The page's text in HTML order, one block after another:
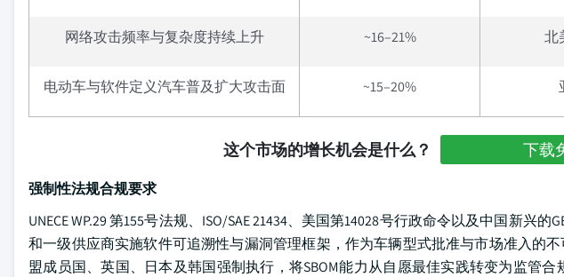
网络攻击频率与复杂度持续上升 ~16–21% 北
电动车与软件定义汽车普及扩大攻击面 ~15–20%
这个市场的增长机会是什么？ 下载
强制性法规合规要求
UNECE WP.29 第155号法规、ISO/SAE 21434、美国第14028号行政命令以及中国新兴
和一级供应商实施软件可追溯性与漏洞管理框架，作为车辆型式批准与市场准入的不
盟成员国、英国、日本及韩国强制执行，将SBOM能力从自愿最佳实践转变为监管